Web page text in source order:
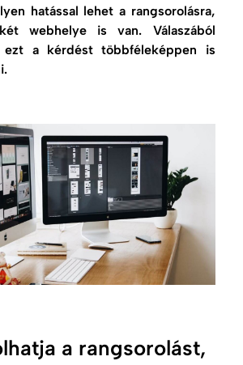
hatással lehet a rangsorolásra,
webhelye is van. Válaszából
a kérdést többféleképpen is
a rangsorolást,